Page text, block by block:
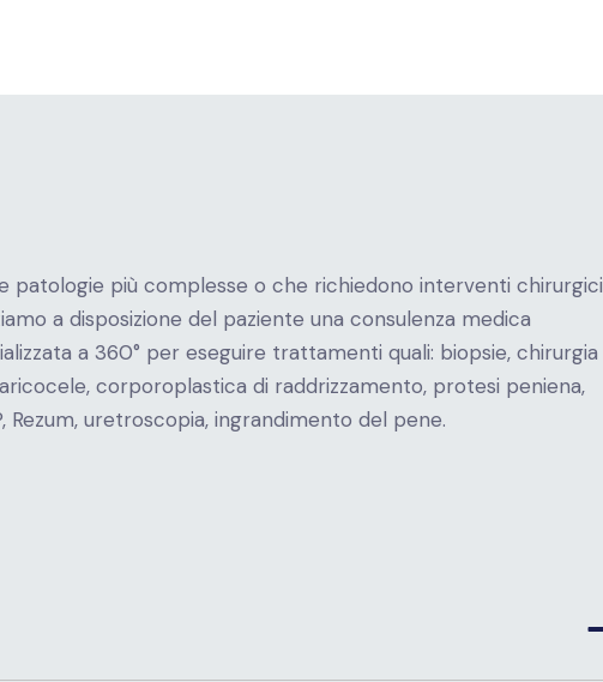
patologie più complesse o che richiedono interventi chirurgici
a disposizione del paziente una consulenza medica
a 360° per eseguire trattamenti quali: biopsie, chirurgia
corporoplastica di raddrizzamento, protesi peniena,
Rezum, uretroscopia, ingrandimento del pene.